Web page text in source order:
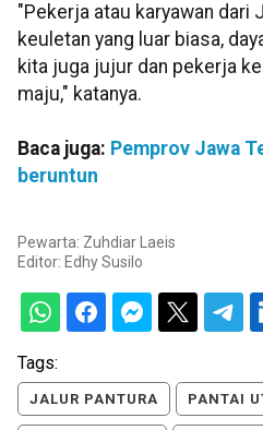
"Pekerja atau karyawan dari
keuletan yang luar biasa,
kita juga jujur dan pekerja
maju," katanya.
Baca juga: Pemprov Jawa
beruntun
Pewarta: Zuhdiar Laeis
Editor: Edhy Susilo
Tags:
JALUR PANTURA PANTAI